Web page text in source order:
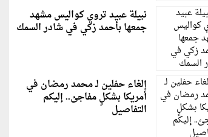
نبيلة عبيد تروي كواليس مشهد
جمعها بأحمد زكي في شادر السمك
إلغاء حفلين لـ محمد رمضان في
أمريكا بشكلٍ مفاجئ.. إليكم
التفاصيل